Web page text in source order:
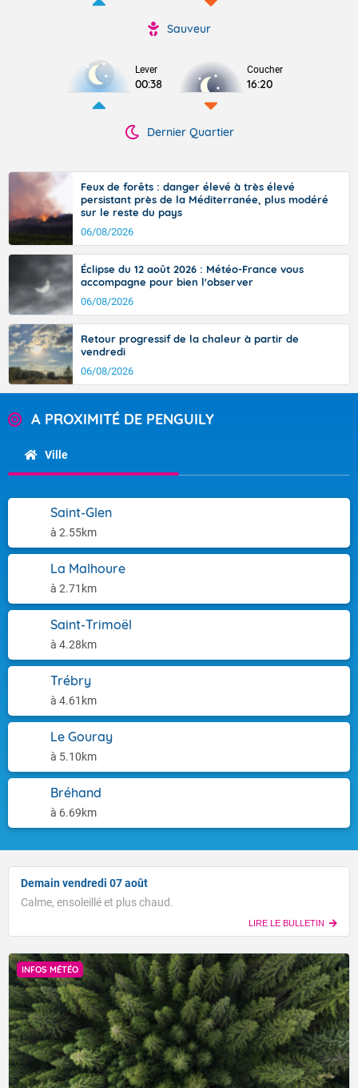
Sauveur
Lever
00:38
Coucher
16:20
Dernier Quartier
Feux de forêts : danger élevé à très élevé
persistant près de la Méditerranée, plus modéré
sur le reste du pays
06/08/2026
Éclipse du 12 août 2026 : Météo-France vous
accompagne pour bien l'observer
06/08/2026
Retour progressif de la chaleur à partir de
vendredi
06/08/2026
A PROXIMITÉ DE PENGUILY
Ville
Saint-Glen
à 2.55km
La Malhoure
à 2.71km
Saint-Trimoël
à 4.28km
Trébry
à 4.61km
Le Gouray
à 5.10km
Bréhand
à 6.69km
Demain vendredi 07 août
Calme, ensoleillé et plus chaud.
LIRE LE BULLETIN
INFOS MÉTÉO